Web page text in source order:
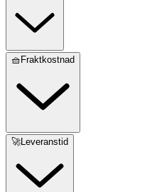
🧺Fraktkostnad
🚀Leveranstid